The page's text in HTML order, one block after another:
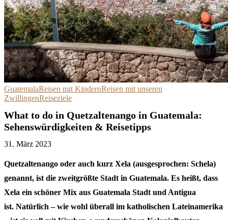
GuatemalaReisen mit KindernReisen mit unseren
ZwillingenReiseziele
What to do in Quetzaltenango in Guatemala:
Sehenswürdigkeiten & Reisetipps
31. März 2023
Quetzaltenango oder auch kurz Xela (ausgesprochen: Schela)
genannt, ist die zweitgrößte Stadt in Guatemala. Es heißt, dass
Xela ein schöner Mix aus Guatemala Stadt und Antigua
ist. Natürlich – wie wohl überall im katholischen Lateinamerika